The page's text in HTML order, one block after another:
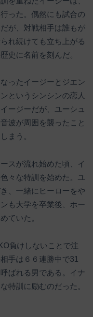
った。偶然にも試合の
が、対戦相手は誰もが
れ続けても立ち上がる
史に名前を刻んだ。
ったイージーとジエン
というシンシンの恋人
ージーだが、ユーシュ
波が周囲を襲ったこと
まう。
スが流れ始めた頃、イ
々な特訓を始めた。ユ
、一緒にヒーローをや
も大学を卒業後、ホー
ていた。
負けしないことで注
手は６６連勝中で31
ばれる男である。イナ
特訓に励むのだった。